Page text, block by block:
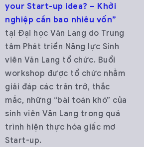
your Start-up idea? – Khởi
nghiệp cần bao nhiêu vốn”
tại Đại học Văn Lang do Trung
tâm Phát triển Năng lực Sinh
viên Văn Lang tổ chức. Buổi
workshop được tổ chức nhằm
giải đáp các trăn trở, thắc
mắc, những “bài toán khó” của
sinh viên Văn Lang trong quá
trình hiện thực hóa giấc mơ
Start-up.